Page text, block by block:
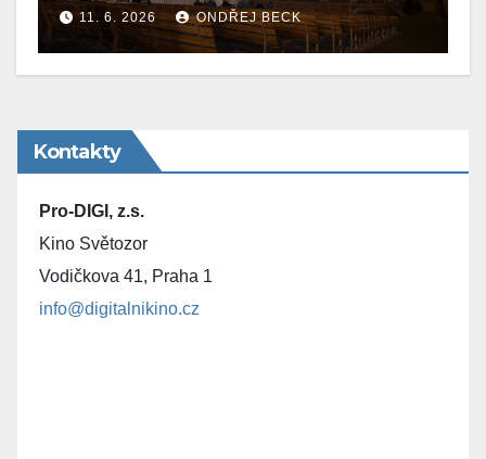
11. 6. 2026 ONDŘEJ BECK
Kontakty
Pro-DIGI, z.s.
Kino Světozor
Vodičkova 41, Praha 1
info@digitalnikino.cz